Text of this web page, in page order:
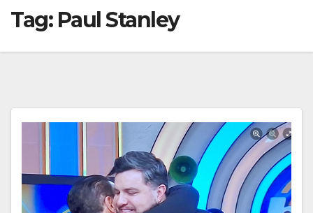
Tag: Paul Stanley